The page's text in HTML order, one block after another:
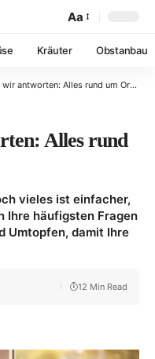
Aa
Kräuter Obstanbau
antworten: Alles rund um Orchideen
Alles rund
vieles ist einfacher,
Ihre häufigsten Fragen
Umtopfen, damit Ihre
12 Min Read